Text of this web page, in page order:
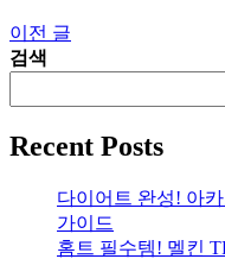
글
탐
색
이전 글
검색
Recent Posts
다이어트 완성! 아
가이드
홈트 필수템! 멜킨